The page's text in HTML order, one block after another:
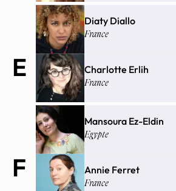
Diaty Diallo
France
E Charlotte Erlih
France
Mansoura Ez-Eldin
Egypte
F Annie Ferret
France